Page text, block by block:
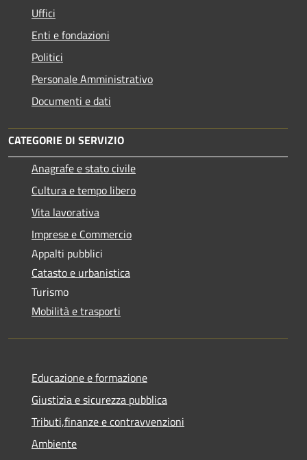
Uffici
Enti e fondazioni
Politici
Personale Amministrativo
Documenti e dati
CATEGORIE DI SERVIZIO
Anagrafe e stato civile
Cultura e tempo libero
Vita lavorativa
Imprese e Commercio
Appalti pubblici
Catasto e urbanistica
Turismo
Mobilità e trasporti
Educazione e formazione
Giustizia e sicurezza pubblica
Tributi,finanze e contravvenzioni
Ambiente